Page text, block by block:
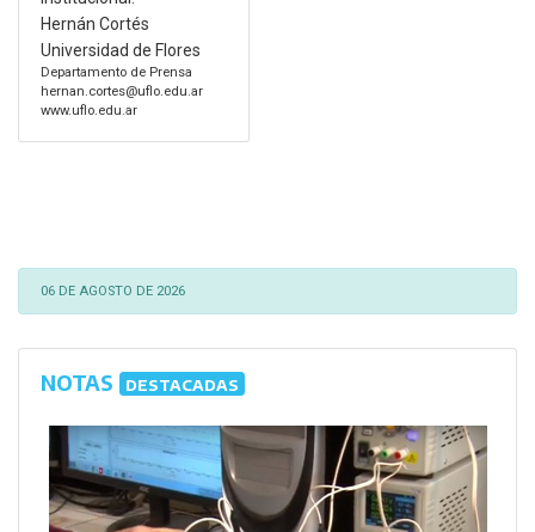
Hernán Cortés
Universidad de Flores
Departamento de Prensa
hernan.cortes@uflo.edu.ar
www.uflo.edu.ar
06 DE AGOSTO DE 2026
NOTAS DESTACADAS